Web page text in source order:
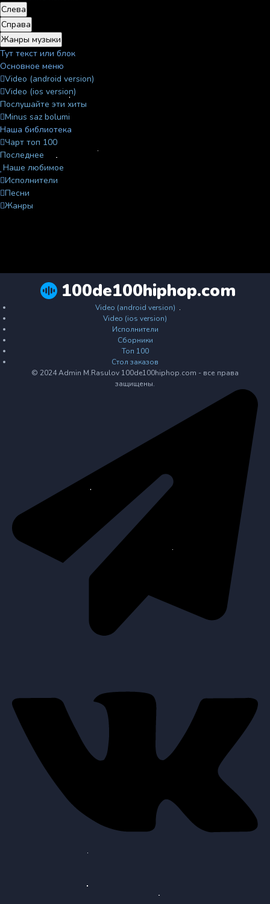
Слева
Справа
Жанры музыки
Тут текст или блок
Основное меню
Video (android version)
Video (ios version)
Послушайте эти хиты
Minus saz bolumi
Наша библиотека
Чарт топ 100
Последнее
Наше любимое
Исполнители
Песни
Жанры
100de100hiphop.com
Video (android version)
Video (ios version)
Исполнители
Сборники
Топ 100
Стол заказов
© 2024 Admin M.Rasulov 100de100hiphop.com - все права
защищены.